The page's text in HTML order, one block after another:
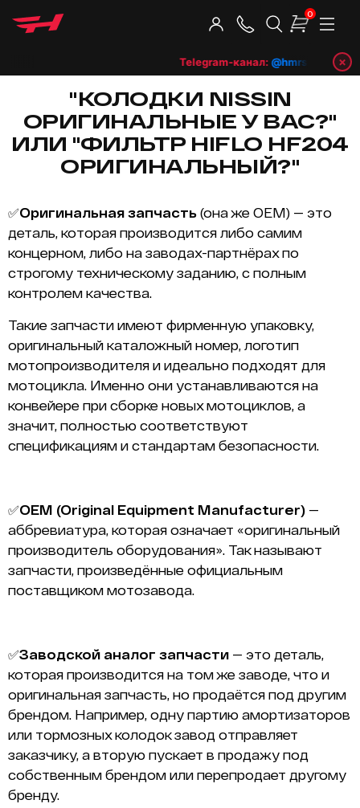
0
Telegram-канал:@hmrshop_ru👈
×
"КОЛОДКИ NISSIN
ОРИГИНАЛЬНЫЕ У ВАС?"
ИЛИ "ФИЛЬТР HIFLO HF204
ОРИГИНАЛЬНЫЙ?"
✅Оригинальная запчасть (она же OEM) — это
деталь, которая производится либо самим
концерном, либо на заводах-партнёрах по
строгому техническому заданию, с полным
контролем качества.
Такие запчасти имеют фирменную упаковку,
оригинальный каталожный номер, логотип
мотопроизводителя и идеально подходят для
мотоцикла. Именно они устанавливаются на
конвейере при сборке новых мотоциклов, а
значит, полностью соответствуют
спецификациям и стандартам безопасности.
✅OEM (Original Equipment Manufacturer) —
аббревиатура, которая означает «оригинальный
производитель оборудования». Так называют
запчасти, произведённые официальным
поставщиком мотозавода.
✅Заводской аналог запчасти — это деталь,
которая производится на том же заводе, что и
оригинальная запчасть, но продаётся под другим
брендом. Например, одну партию амортизаторов
или тормозных колодок завод отправляет
заказчику, а вторую пускает в продажу под
собственным брендом или перепродает другому
бренду.